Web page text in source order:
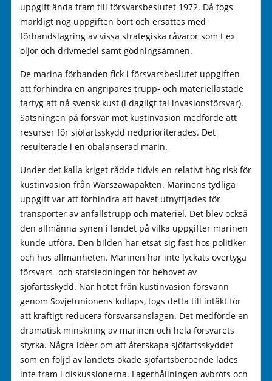
uppgift ända fram till försvarsbeslutet 1972. Då togs
märkligt nog uppgiften bort och ersattes med
förhandslagring av vissa strategiska råvaror som t ex
oljor och drivmedel samt gödningsämnen.
De marina förbanden fick i försvarsbeslutet uppgiften
att förhindra en angripares trupp- och materiellastade
fartyg att nå svensk kust (i dagligt tal invasionsförsvar).
Satsningen på försvar mot kustinvasion medförde att
resurser för sjöfartsskydd nedprioriterades. Det
resulterade i en obalanserad marin.
Under det kalla kriget rådde tidvis en relativt hög risk för
kustinvasion från Warszawapakten. Marinens tydliga
uppgift var att förhindra att havet utnyttjades för
transporter av anfallstrupp och materiel. Det blev också
den allmänna synen i landet på vilka uppgifter marinen
kunde utföra. Den bilden har etsat sig fast hos politiker
och hos allmänheten. Marinen har inte lyckats övertyga
försvars- och statsledningen för behovet av
sjöfartsskydd. När hotet från kustinvasion försvann
genom Sovjetunionens kollaps, togs detta till intäkt för
att kraftigt reducera försvarsanslagen. Det medförde en
dramatisk minskning av marinen och hela försvarets
styrka. Några idéer om att återskapa sjöfartsskyddet
som en följd av landets ökade sjöfartsberoende lades
inte fram i diskussionerna. Lagerhållningen avbröts och